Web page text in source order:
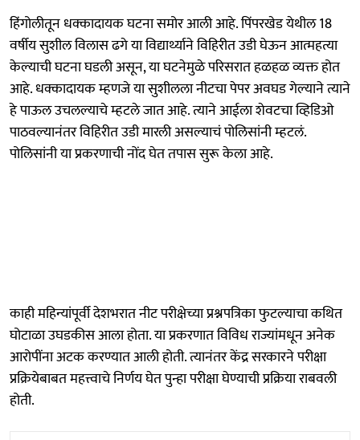
हिंगोलीतून धक्कादायक घटना समोर आली आहे. पिंपरखेड येथील 18
वर्षीय सुशील विलास ढगे या विद्यार्थ्याने विहिरीत उडी घेऊन आत्महत्या
केल्याची घटना घडली असून, या घटनेमुळे परिसरात हळहळ व्यक्त होत
आहे. धक्कादायक म्हणजे या सुशीलला नीटचा पेपर अवघड गेल्याने त्याने
हे पाऊल उचलल्याचे म्हटले जात आहे. त्याने आईला शेवटचा व्हिडिओ
पाठवल्यानंतर विहिरीत उडी मारली असल्याचं पोलिसांनी म्हटलं.
पोलिसांनी या प्रकरणाची नोंद घेत तपास सुरू केला आहे.
काही महिन्यांपूर्वी देशभरात नीट परीक्षेच्या प्रश्नपत्रिका फुटल्याचा कथित
घोटाळा उघडकीस आला होता. या प्रकरणात विविध राज्यांमधून अनेक
आरोपींना अटक करण्यात आली होती. त्यानंतर केंद्र सरकारने परीक्षा
प्रक्रियेबाबत महत्त्वाचे निर्णय घेत पुन्हा परीक्षा घेण्याची प्रक्रिया राबवली
होती.